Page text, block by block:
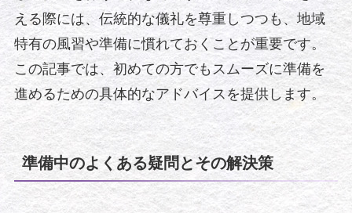
える際には、伝統的な儀礼を尊重しつつも、地域
特有の風習や準備に慣れておくことが重要です。
この記事では、初めての方でもスムーズに準備を
進めるための具体的なアドバイスを提供します。
準備中のよくある疑問とその解決策